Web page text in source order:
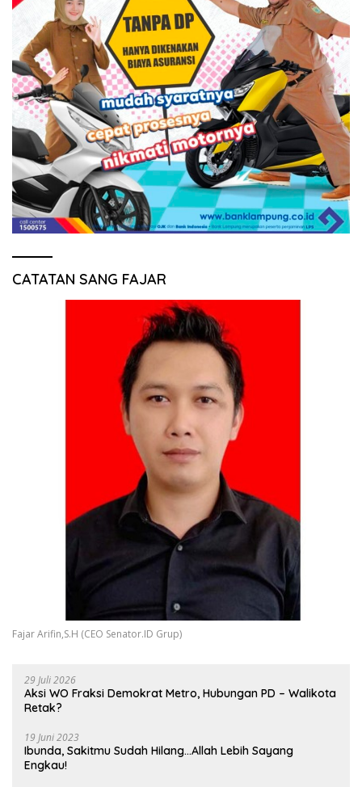
CATATAN SANG FAJAR
Fajar Arifin,S.H (CEO Senator.ID Grup)
29 Juli 2026
Aksi WO Fraksi Demokrat Metro, Hubungan PD – Walikota
Retak?
19 Juni 2023
Ibunda, Sakitmu Sudah Hilang…Allah Lebih Sayang
Engkau!